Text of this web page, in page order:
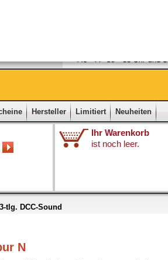
Hersteller Limitiert Neuheiten
Ihr Warenkorb
ist noch leer.
tlg. DCC-Sound
N